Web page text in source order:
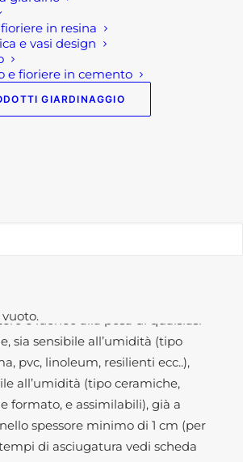
in resina
e vasi design
e fioriere in cemento
GIARDINAGGIO
a basso spessore 3-60 mm per
Inoltre, Quota Zero è il massetto
per interni ed esterni a basso
60 mm. Pertanto adatto a ricevere
pavimenti incollati (anche
che liquide).
di un prodotto premiscelato in
In aggiunta ha una densità in
sino a 50 m2 , senza giunti e
e sicurezza della
è idoneo alla posa di qualsiasi
sia sensibile all’umidità (tipo
pvc, linoleum, resilienti ecc..),
all’umidità (tipo ceramiche,
formato, e assimilabili), già a
spessore minimo di 1 cm (per
di asciugatura vedi scheda